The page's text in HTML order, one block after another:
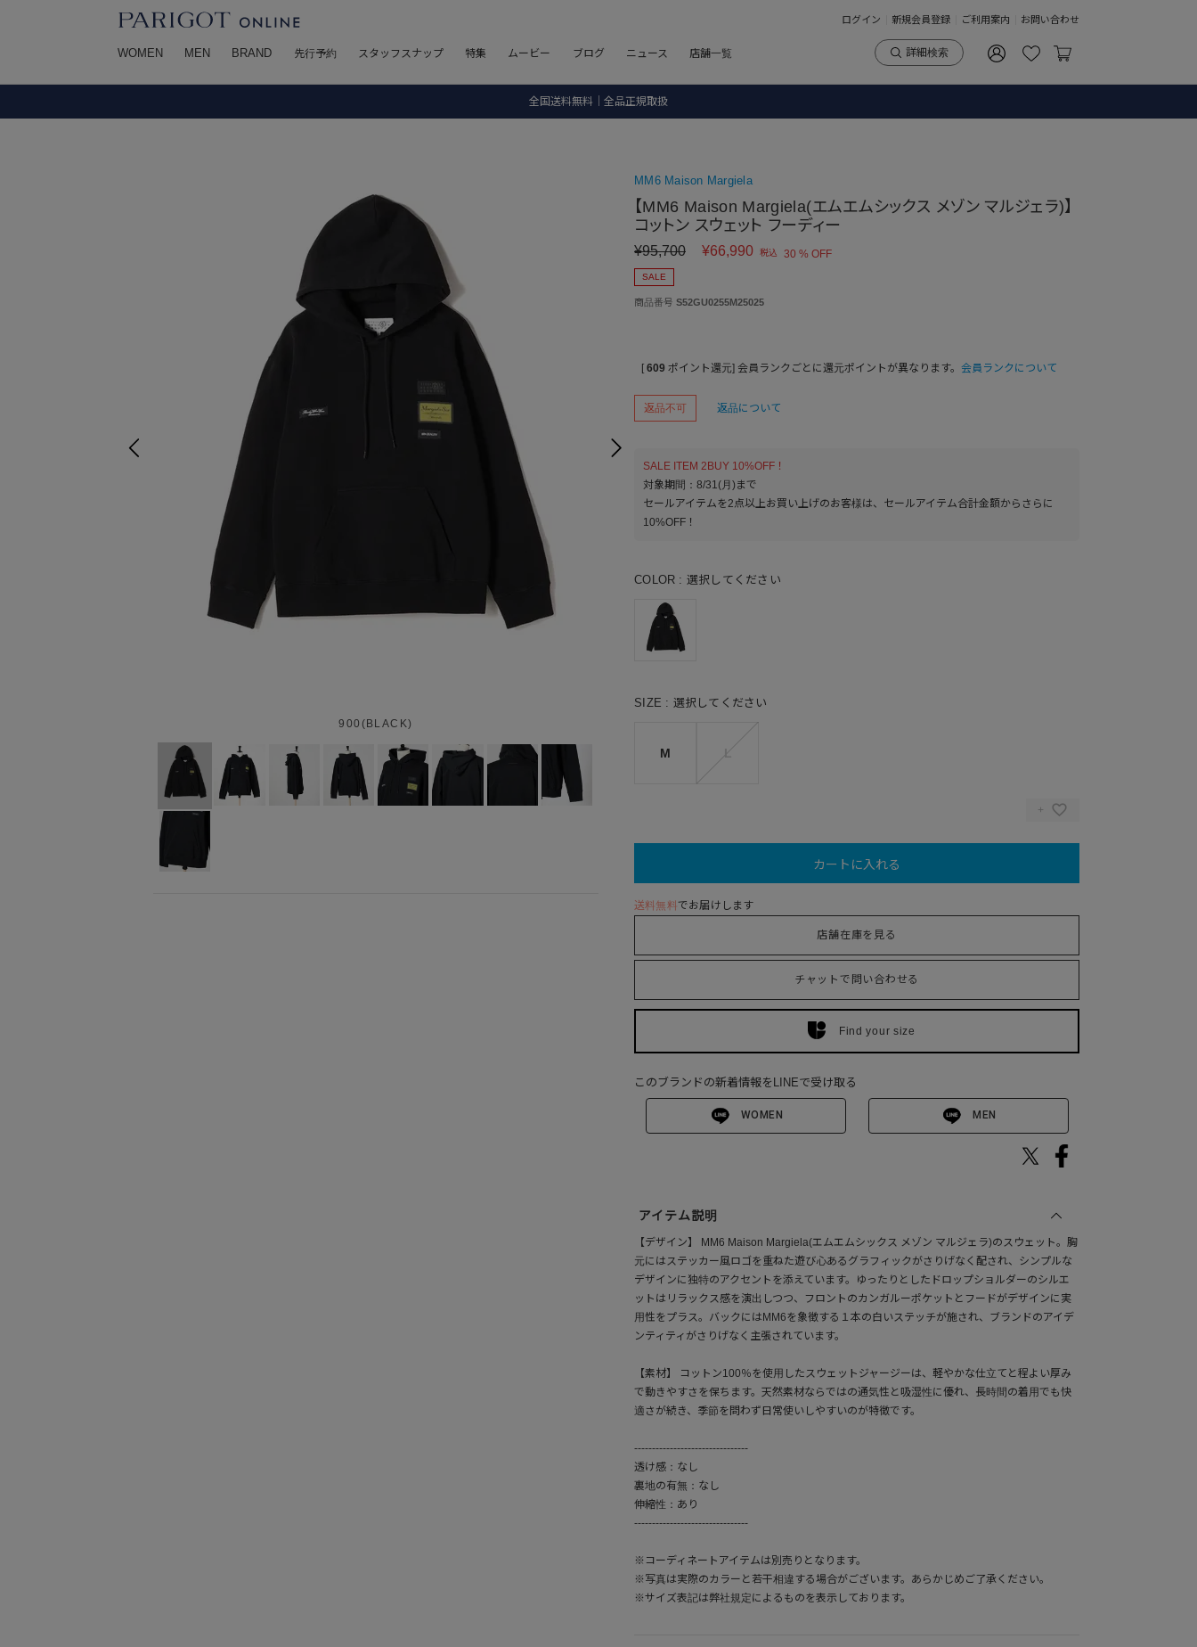
ログイン 新規会員登録 ご利用案内 お問い合わせ
WOMEN MEN BRAND 先行予約 スタッフスナップ 特集 ムービー ブログ ニュース 店舗一覧 詳細検索
全国送料無料｜全品正規取扱
900(BLACK)
MM6 Maison Margiela
【MM6 Maison Margiela(エムエムシックス メゾン マルジェラ)】
コットン スウェット フーディー
¥95,700 ¥66,990 税込 30 % OFF
SALE
商品番号 S52GU0255M25025
[ 609 ポイント還元] 会員ランクごとに還元ポイントが異なります。 会員ランクについて
返品不可 返品について
SALE ITEM 2BUY 10%OFF！
対象期間：8/31(月)まで
セールアイテムを2点以上お買い上げのお客様は、セールアイテム合計金額からさらに
10%OFF！
COLOR 選択してください
SIZE 選択してください
M
カートに入れる
送料無料 でお届けします
店舗在庫を見る
チャットで問い合わせる
Find your size
このブランドの新着情報をLINEで受け取る
WOMEN MEN
アイテム説明
【デザイン】 MM6 Maison Margiela(エムエムシックス メゾン マルジェラ)のスウェット。胸
元にはステッカー風ロゴを重ねた遊び心あるグラフィックがさりげなく配され、シンプルな
デザインに独特のアクセントを添えています。ゆったりとしたドロップショルダーのシルエ
ットはリラックス感を演出しつつ、フロントのカンガルーポケットとフードがデザインに実
用性をプラス。バックにはMM6を象徴する１本の白いステッチが施され、ブランドのアイデ
ンティティがさりげなく主張されています。
【素材】 コットン100％を使用したスウェットジャージーは、軽やかな仕立てと程よい厚み
で動きやすさを保ちます。天然素材ならではの通気性と吸湿性に優れ、長時間の着用でも快
適さが続き、季節を問わず日常使いしやすいのが特徴です。
--------------------------------
透け感：なし
裏地の有無：なし
伸縮性：あり
--------------------------------
※コーディネートアイテムは別売りとなります。
※写真は実際のカラーと若干相違する場合がございます。あらかじめご了承ください。
※サイズ表記は弊社規定によるものを表示しております。